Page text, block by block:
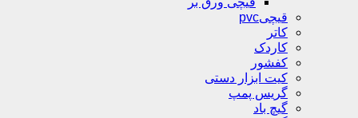
قیچیpvc
کاتر
کاردک
کفشور
کیت ابزار دستی
گریس پمپ
گیچ باد